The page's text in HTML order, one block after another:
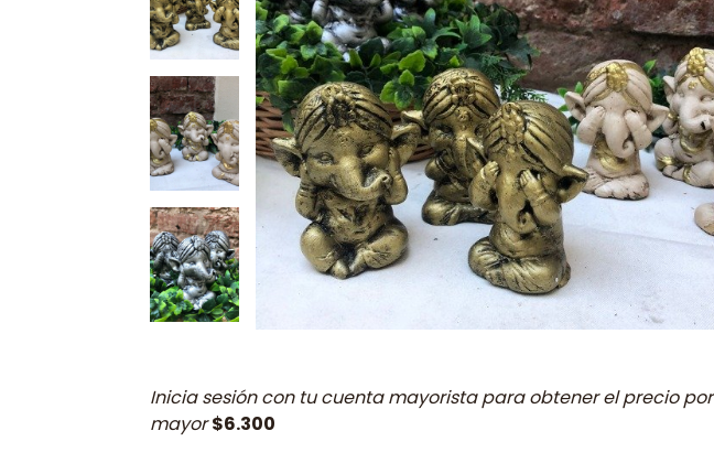
Inicia sesión con tu cuenta mayorista para obtener el precio por
mayor$6.300